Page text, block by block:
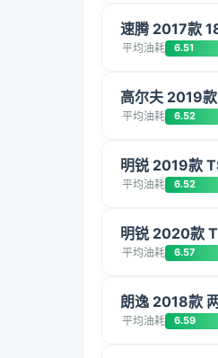
速腾 2017款
平均油耗 6.51
高尔夫 2019
平均油耗 6.52
明锐 2019款
平均油耗 6.52
明锐 2020款
平均油耗 6.57
朗逸 2018款
平均油耗 6.59